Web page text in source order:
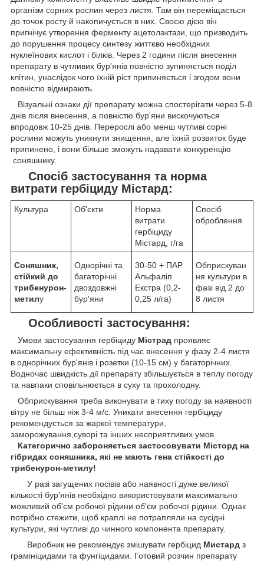
організм сорних рослин через листя. Там він переміщається
до точок росту й накопичується в них. Своєю дією він
пригнічує утворення ферменту ацетолактази, що призводить
до порушення процесу синтезу життєво необхідних
нуклеїнових кислот і білків. Через 2 години після внесення
препарату в чутливих бур'янів повністю зупиняється поділ
клітин, унаслідок чого їхній ріст припиняється і згодом вони
повністю відмирають.
Візуальні ознаки дії препарату можна спостерігати через 5-8
днів після внесення, а повністю бур'яни вискочуються
впродовж 10-25 днів. Перерослі або менш чутливі сорні
рослини можуть уникнути знищення, але їхній розвиток буде
припинено, і вони більше зможуть надавати конкуренцію
соняшнику.
Спосіб застосування та норма
витрати гербіциду Містард:
Культура Об'єкти
Норма
витрати
гербіциду
Містард, г/га
Спосіб
оброблення
Соняшник,
стійкий до
трибенурон-
метилу
Однорічні та
багаторічні
двоздовжні
бур'яни
30-50 + ПАР
Альфаліп
Екстра (0,2-
0,25 л/га)
Обприскуван
ня культури в
фазі від 2 до
8 листя
Особливості застосування:
Умови застосування гербіциду Містрад проявляє
максимальну ефективність під час внесення у фазу 2-4 листя
в однорічних бур'янів і розетки (10-15 см) у багаторічних.
Водночас швидкість дії препарату збільшується в теплу погоду
та навпаки сповільнюється в суху та прохолодну.
Обприскування треба виконувати в тиху погоду за наявності
вітру не більш ніж 3-4 м/с. Уникати внесення гербіциду
рекомендується за жаркої температури,
заморожування,суворі та інших несприятливих умов.
Категорично забороняється застосовувати Місторд на
гібридах соняшника, які не мають гена стійкості до
трибенурон-метилу!
У разі загущених посівів або наявності дуже великої
кількості бур'янів необхідно використовувати максимально
можливий об'єм робочої рідини об'єм робочої рідини. Однак
потрібно стежити, щоб краплі не потрапляли на сусідні
культури, які чутливі до чинного компонента препарату.
Виробник не рекомендує змішувати гербіцид Мистард з
грамініцидами та фунгіцидами. Готовий розчин препарату